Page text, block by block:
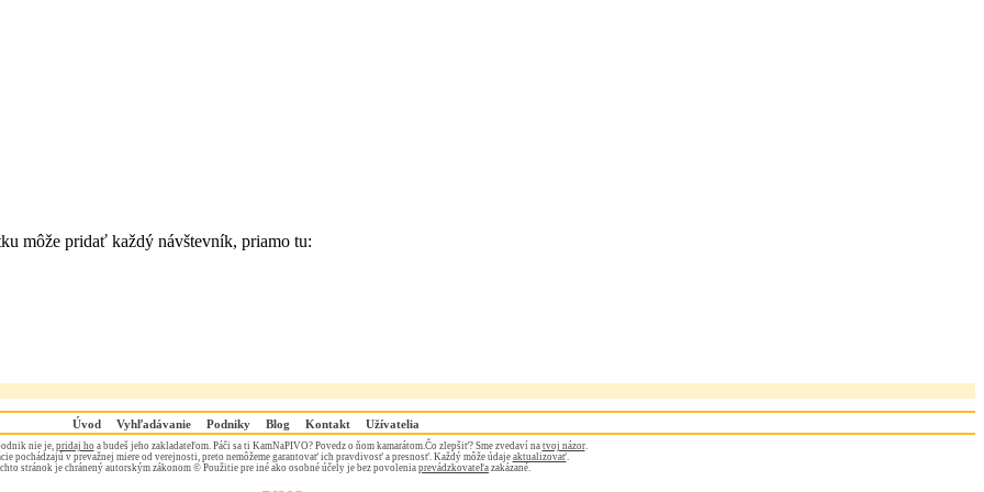
môže pridať každý návštevník, priamo tu:
Úvod Vyhľadávanie Podniky Blog Kontakt Užívatelia
nie je,pridaj hoa budeš jeho zakladateľom. Páči sa ti KamNaPIVO? Povedz o ňom kamarátom.Čo zlepšiť? Sme zvedaví na tvoj názor.
pochádzajú v prevažnej miere od verejnosti, preto nemôžeme garantovať ich pravdivosť a presnosť. Každý môže údaje aktualizovať.
stránok je chránený autorským zákonom © Použitie pre iné ako osobné účely je bez povolenia prevádzkovateľa zakázané.